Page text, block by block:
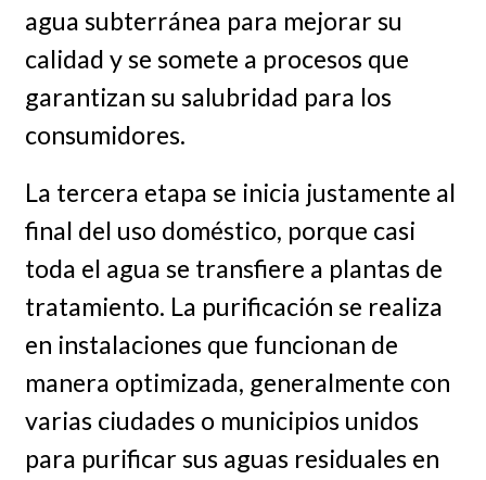
agua subterránea para mejorar su
calidad y se somete a procesos que
garantizan su salubridad para los
consumidores.
La tercera etapa se inicia justamente al
final del uso doméstico, porque casi
toda el agua se transfiere a plantas de
tratamiento. La purificación se realiza
en instalaciones que funcionan de
manera optimizada, generalmente con
varias ciudades o municipios unidos
para purificar sus aguas residuales en